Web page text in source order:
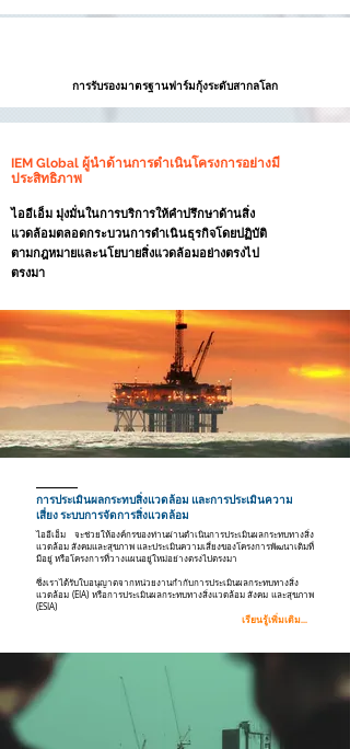
การรับรองมาตรฐานฟาร์มกุ้งระดับสากลโลก
IEM Global ผู้นำด้านการดำเนินโครงการอย่างมี
ประสิทธิภาพ
ไออีเอ็ม มุ่งมั่นในการบริการให้คำปรึกษาด้านสิ่ง
แวดล้อมตลอดกระบวนการดำเนินธุรกิจโดยปฏิบัติ
ตามกฎหมายและนโยบายสิ่งแวดล้อมอย่างตรงไป
ตรงมา
การประเมินผลกระทบสิ่งแวดล้อม และการประเมินความ
เสี่ยง ระบบการจัดการสิ่งแวดล้อม
ไออีเอ็ม จะช่วยให้องค์กรของท่านผ่านดำเนินการประเมินผลกระทบทางสิ่ง
แวดล้อม สังคมและสุขภาพ และประเมินความเสี่ยงของโครงการพัฒนาเดิมที่
มีอยู่ หรือโครงการที่วางแผนอยู่ใหม่อย่างตรงไปตรงมา
ซึ่งเราได้รับใบอนุญาตจากหน่วยงานกำกับการประเมินผลกระทบทางสิ่ง
แวดล้อม (EIA) หรือการประเมินผลกระทบทางสิ่งแวดล้อม สังคม และสุขภาพ
(ESIA)
เรียนรู้เพิ่มเติม...